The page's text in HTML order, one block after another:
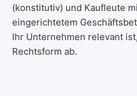
(konstitutiv) und Kaufleute
eingerichtetem
Ihr Unternehmen relevant
Rechtsform ab.